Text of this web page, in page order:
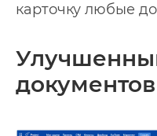
карточку любые
документов